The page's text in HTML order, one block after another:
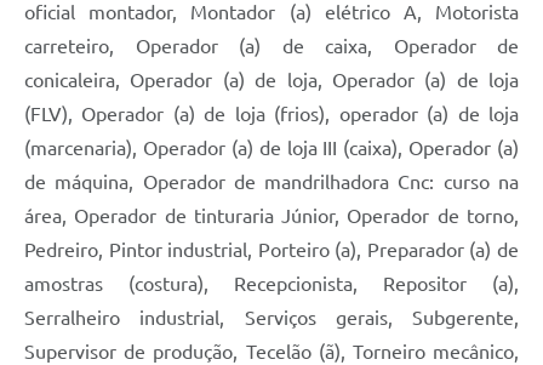
oficial montador, Montador (a) elétrico A, Motorista
carreteiro, Operador (a) de caixa, Operador de
conicaleira, Operador (a) de loja, Operador (a) de loja
(FLV), Operador (a) de loja (frios), operador (a) de loja
(marcenaria), Operador (a) de loja III (caixa), Operador (a)
de máquina, Operador de mandrilhadora Cnc: curso na
área, Operador de tinturaria Júnior, Operador de torno,
Pedreiro, Pintor industrial, Porteiro (a), Preparador (a) de
amostras (costura), Recepcionista, Repositor (a),
Serralheiro industrial, Serviços gerais, Subgerente,
Supervisor de produção, Tecelão (ã), Torneiro mecânico,